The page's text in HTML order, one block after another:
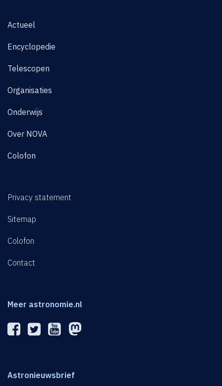
Actueel
Encyclopedie
Telescopen
Organisaties
Onderwijs
Over NOVA
Colofon
Privacy statement
Sitemap
Colofon
Contact
Meer astronomie.nl
Astronieuwsbrief